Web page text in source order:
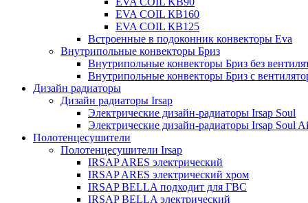
EVA COIL КВ160
EVA COIL КВ125
Встроенные в подоконник конвекторы Eva
Внутрипольные конвекторы Бриз
Внутрипольные конвекторы Бриз без
Внутрипольные конвекторы Бриз с
Дизайн радиаторы
Дизайн радиаторы Irsap
Электрические дизайн-радиаторы Irsap Soul
Электрические дизайн-радиаторы Irsap Soul
Полотенцесушители
Полотенцесушители Irsap
IRSAP ARES электрический
IRSAP ARES электрический хром
IRSAP BELLA подходит для ГВС
IRSAP BELLA электрический